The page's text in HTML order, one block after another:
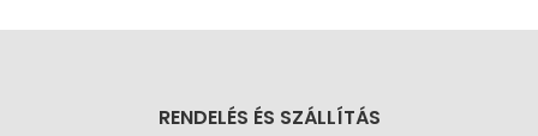
RENDELÉS ÉS SZÁLLÍTÁS